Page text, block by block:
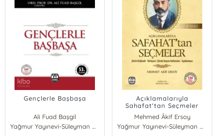
Gençlerle Başbaşa
Ali Fuad Başgil
Yağmur Yayınevi-Süleyman Özdemir
Açıklamalarıyla
Sahafat'tan Seçmeler
Mehmed Âkif Ersoy
Yağmur Yayınevi-Süleyman Özdemir